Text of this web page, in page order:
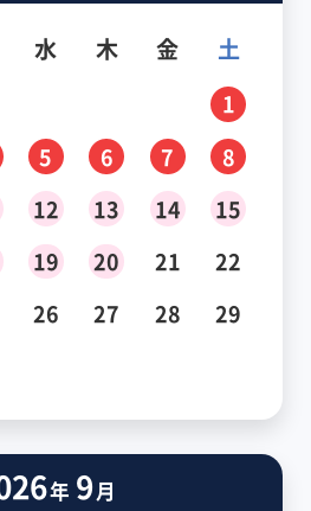
水 木 金 土
1
5 6 7
8
12 13 14
15
19 20 21
22
26 27 28
29
年 9月